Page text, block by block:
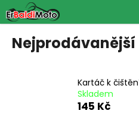
na
obsah
Nejprodávanější
Kartáč k
Skladem
145 Kč
K
o